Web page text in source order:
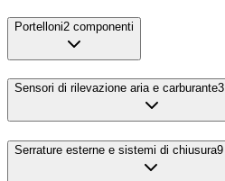
Portelloni2 componenti
Sensori di rilevazione aria e carburante3
Serrature esterne e sistemi di chiusura9